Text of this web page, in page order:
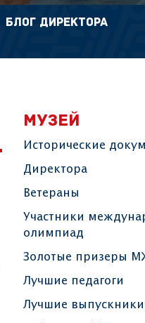
БЛОГ ДИРЕКТОРА
МУЗЕЙ
Исторические
Директора
Ветераны
Участники
олимпиад
Золотые призеры
Лучшие педагоги
Лучшие выпускники